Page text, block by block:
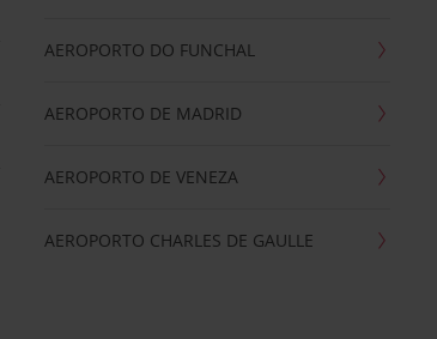
AEROPORTO DO FUNCHAL
AEROPORTO DE MADRID
AEROPORTO DE VENEZA
AEROPORTO CHARLES DE GAULLE